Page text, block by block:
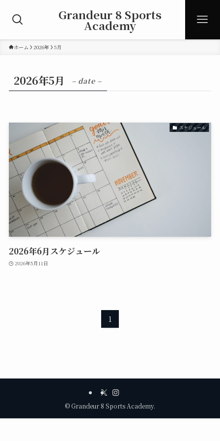
Grandeur 8 Sports
Academy
ホーム 2026年 5月
2026年5月 – date –
スケジュール
2026年6月スケジュール
2026年5月11日
1
© Grandeur 8 Sports Academy.